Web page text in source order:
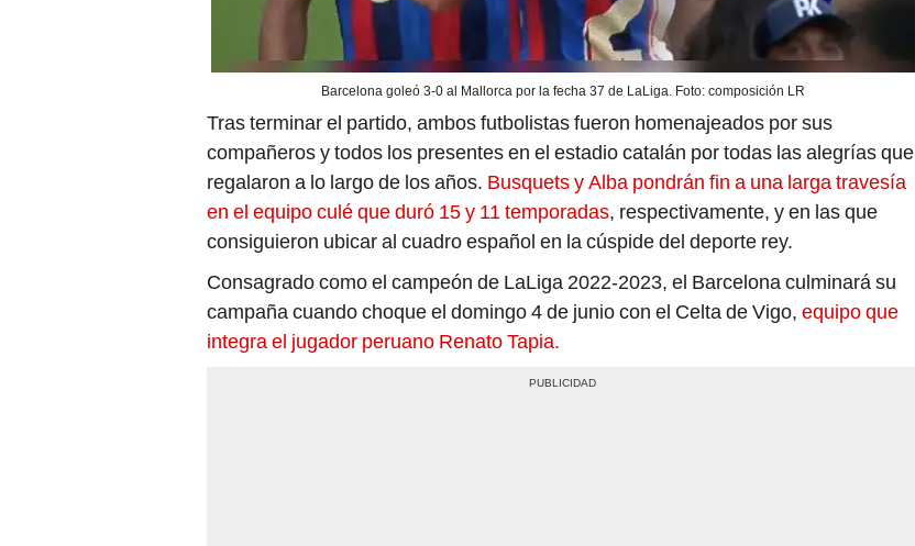
Barcelona goleó 3-0 al Mallorca por la fecha 37 de LaLiga. Foto: composición LR
Tras terminar el partido, ambos futbolistas fueron homenajeados por sus
compañeros y todos los presentes en el estadio catalán por todas las alegrías que
regalaron a lo largo de los años. Busquets y Alba pondrán fin a una larga travesía
en el equipo culé que duró 15 y 11 temporadas, respectivamente, y en las que
consiguieron ubicar al cuadro español en la cúspide del deporte rey.
Consagrado como el campeón de LaLiga 2022-2023, el Barcelona culminará su
campaña cuando choque el domingo 4 de junio con el Celta de Vigo, equipo que
integra el jugador peruano Renato Tapia.